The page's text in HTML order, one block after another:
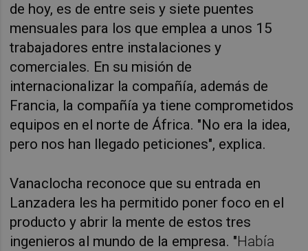
de hoy, es de entre seis y siete puentes
mensuales para los que emplea a unos 15
trabajadores entre instalaciones y
comerciales. En su misión de
internacionalizar la compañía, además de
Francia, la compañía ya tiene comprometidos
equipos en el norte de África. "No era la idea,
pero nos han llegado peticiones", explica.
Vanaclocha reconoce que su entrada en
Lanzadera les ha permitido poner foco en el
producto y abrir la mente de estos tres
ingenieros al mundo de la empresa. "Había